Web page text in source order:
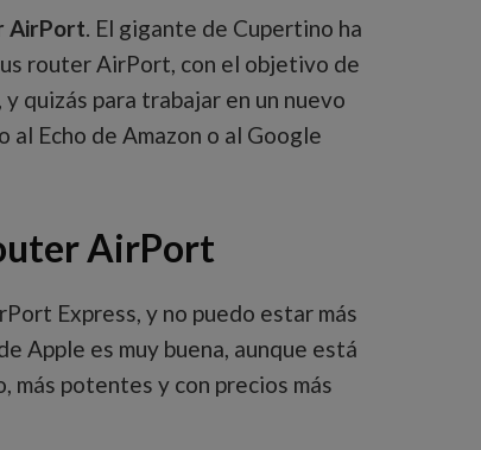
AirPort. El gigante de Cupertino ha
router AirPort, con el objetivo de
quizás para trabajar en un nuevo
al Echo de Amazon o al Google
AirPort
Express, y no puedo estar más
Apple es muy buena, aunque está
más potentes y con precios más